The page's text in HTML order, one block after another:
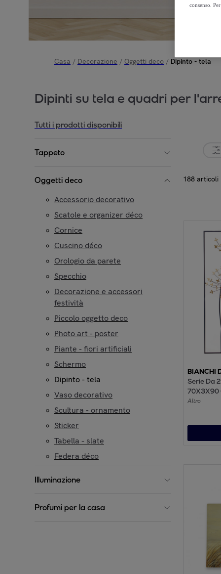
Casa / Decorazione / Oggetti deco / Dipinto - tela
Dipinti su tela e quadri per
Tutti i prodotti disponibili
Tappeto
Oggetti deco
Accessorio decorativo
Scatole e organizer déco
Cornice
Cuscino déco
Orologio da parete
Specchio
Decorazione e accessori
festività
Piccolo oggetto deco
Photo art - poster
Piante - fiori artificiali
Schermo
Dipinto - tela
Vaso decorativo
Scultura - ornamento
Sticker
Tabella - slate
Federa déco
Illuminazione
Profumi per la casa
188 articoli
BIANCHI
Serie Da
70X3X90
Altro
consenso.